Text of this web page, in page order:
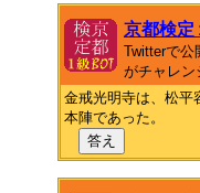
京都検定
Twitterで公
がチャレン
金戒光明寺は、松平
本陣であった。
答え